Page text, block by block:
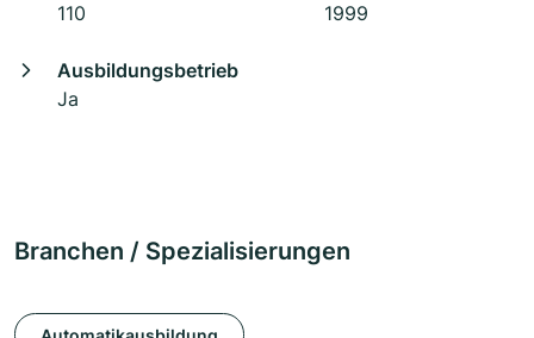
110
1999
Ausbildungsbetrieb
Ja
Branchen / Spezialisierungen